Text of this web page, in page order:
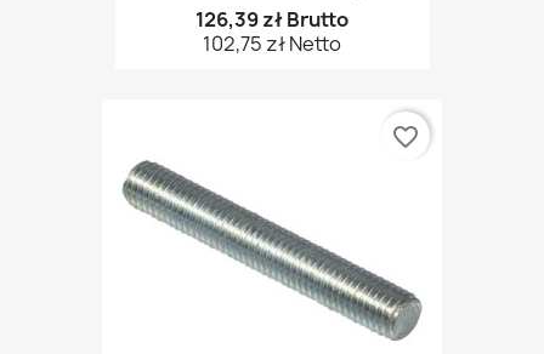
126,39 zł Brutto
102,75 zł Netto
favorite_border